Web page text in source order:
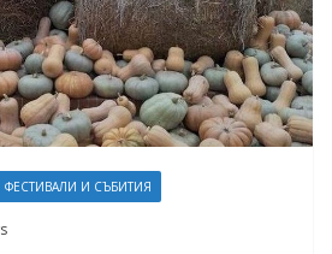
ФЕСТИВАЛИ И СЪБИТИЯ